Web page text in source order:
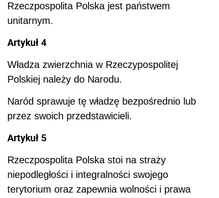
Rzeczpospolita Polska jest państwem
unitarnym.
Artykuł 4
Władza zwierzchnia w Rzeczypospolitej
Polskiej należy do Narodu.
Naród sprawuje tę władzę bezpośrednio lub
przez swoich przedstawicieli.
Artykuł 5
Rzeczpospolita Polska stoi na straży
niepodległości i integralności swojego
terytorium oraz zapewnia wolności i prawa